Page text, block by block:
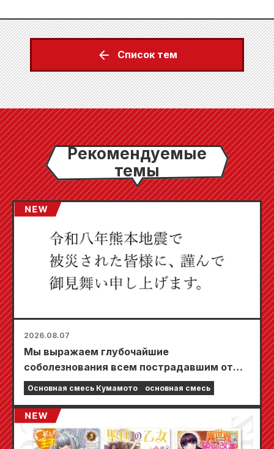
Список тем
Рекомендуемые
темы
2026.08.07
Мы выражаем глубочайшие
соболезнования всем пострадавшим от
землетрясения в Кумамото в 2026 году.
Основная смесь Кумамото основная смесь